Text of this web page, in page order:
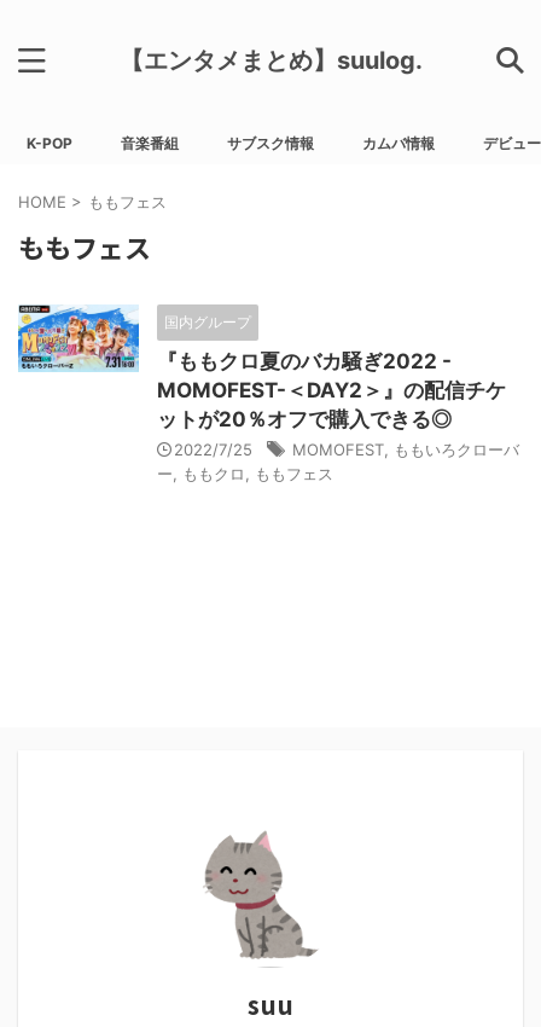
【エンタメまとめ】suulog.
K-POP 音楽番組 サブスク情報 カムバ情報 デビュ
HOME > ももフェス
ももフェス
国内グループ
『ももクロ夏のバカ騒ぎ2022 -
MOMOFEST-＜DAY2＞』の配信チケ
ットが20％オフで購入できる◎
2022/7/25 MOMOFEST
ももいろクローバ
ー
ももクロ ももフェス
suu